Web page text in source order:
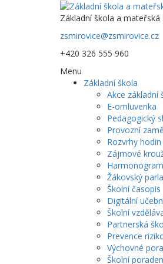
Základní škola a
zsmirovice@zsmirovice.cz
+420 326 555 960
Menu
Základní škola
Akce základní
E-omluvenka
Pedagogický
Provozní
Rozvrhy hodin
Zájmové
Žákovský
Školní časopis
Digitální
Školní
Partnerská
Prevence
Výchovné
Školní